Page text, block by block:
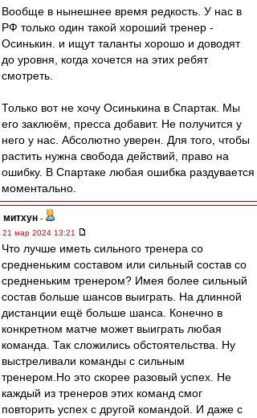
Вообще в нынешнее время редкость. У нас в
РФ только один такой хороший тренер -
Осинькин. и ищут таланты хорошо и доводят
до уровня, когда хочется на этих ребят
смотреть.
Только вот не хочу Осинькина в Спартак. Мы
его заклюём, пресса добавит. Не получится у
него у нас. Абсолютно уверен. Для того, чтобы
растить нужна свобода действий, право на
ошибку. В Спартаке любая ошибка раздувается
моментально.
митхун -
21 мар 2024 13:21
Что лучше иметь сильного тренера со
средненьким составом или сильный состав со
средненьким тренером? Имея более сильный
состав больше шансов выиграть. На длинной
дистанции ещё больше шанса. Конечно в
конкретном матче может выиграть любая
команда. Так сложились обстоятельства. Ну
выстреливали команды с сильным
тренером.Но это скорее разовый успех. Не
каждый из тренеров этих команд смог
повторить успех с другой командой. И даже с